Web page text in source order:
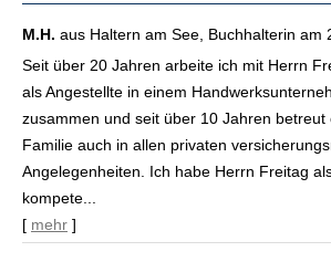
M.H. aus Haltern am See , Buchhalterin am
Seit über 20 Jahren arbeite ich mit Herrn
als Angestellte in einem
zusammen und seit über 10 Jahren
Familie auch in allen privaten
Angelegenheiten. Ich habe Herrn Freitag
kompete...
[ mehr ]